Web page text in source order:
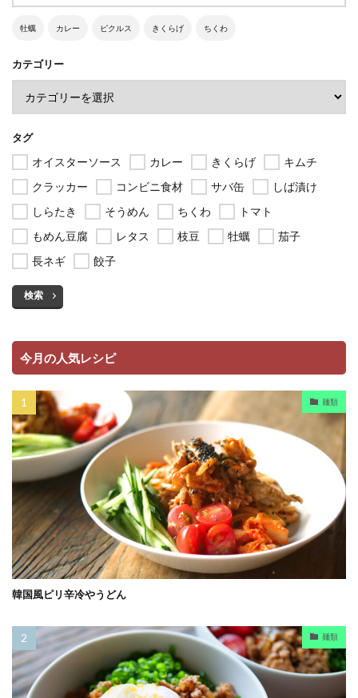
牡蠣 カレー ピクルス きくらげ ちくわ
カテゴリー
タグ
オイスターソース カレー きくらげ
キムチ
クラッカー
コンビニ食材 サバ缶
しば漬け
しらたき
そうめん ちくわ
トマト
もめん豆腐
レタス 枝豆 牡蠣
茄子
長ネギ
餃子
検索
今月の人気レシピ
麺類
韓国風ピリ辛冷やうどん
麺類